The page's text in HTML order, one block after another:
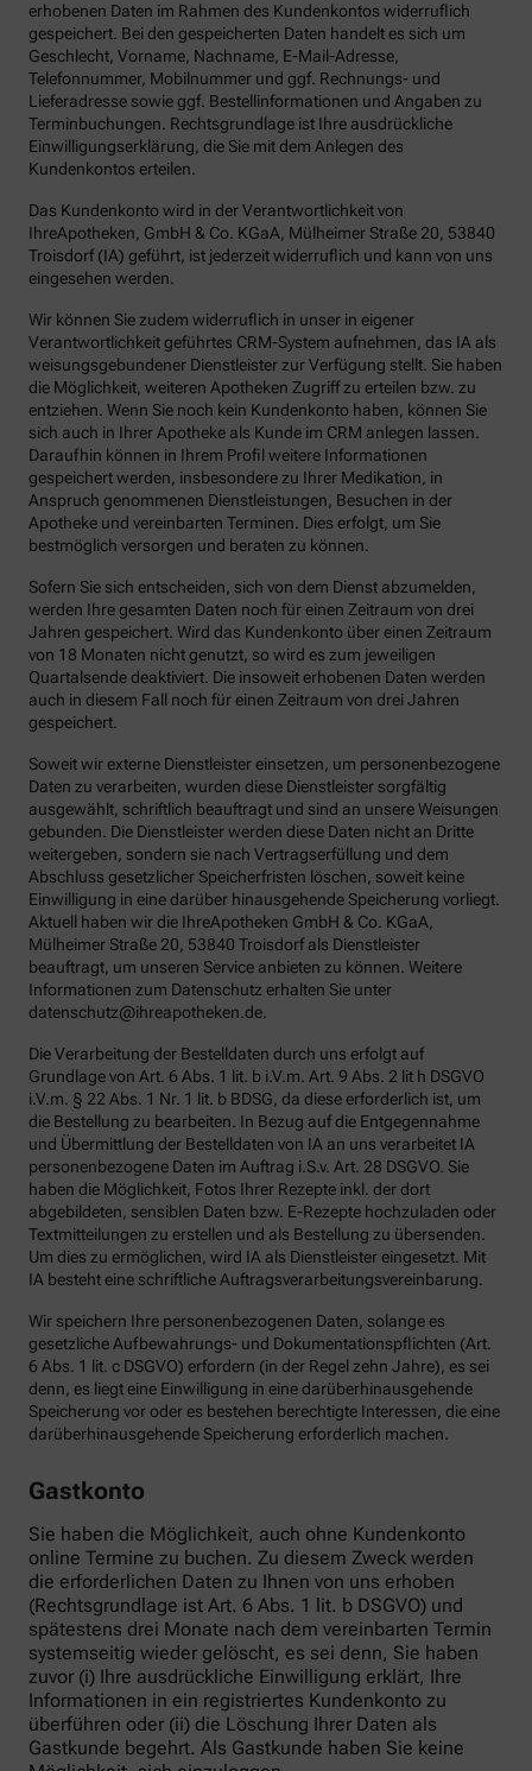
erhobenen Daten im Rahmen des Kundenkontos widerruflich
gespeichert. Bei den gespeicherten Daten handelt es sich um
Geschlecht, Vorname, Nachname, E-Mail-Adresse,
Telefonnummer, Mobilnummer und ggf. Rechnungs- und
Lieferadresse sowie ggf. Bestellinformationen und Angaben zu
Terminbuchungen. Rechtsgrundlage ist Ihre ausdrückliche
Einwilligungserklärung, die Sie mit dem Anlegen des
Kundenkontos erteilen.
Das Kundenkonto wird in der Verantwortlichkeit von
IhreApotheken, GmbH & Co. KGaA, Mülheimer Straße 20, 53840
Troisdorf (IA) geführt, ist jederzeit widerruflich und kann von uns
eingesehen werden.
Wir können Sie zudem widerruflich in unser in eigener
Verantwortlichkeit geführtes CRM-System aufnehmen, das IA als
weisungsgebundener Dienstleister zur Verfügung stellt. Sie haben
die Möglichkeit, weiteren Apotheken Zugriff zu erteilen bzw. zu
entziehen. Wenn Sie noch kein Kundenkonto haben, können Sie
sich auch in Ihrer Apotheke als Kunde im CRM anlegen lassen.
Daraufhin können in Ihrem Profil weitere Informationen
gespeichert werden, insbesondere zu Ihrer Medikation, in
Anspruch genommenen Dienstleistungen, Besuchen in der
Apotheke und vereinbarten Terminen. Dies erfolgt, um Sie
bestmöglich versorgen und beraten zu können.
Sofern Sie sich entscheiden, sich von dem Dienst abzumelden,
werden Ihre gesamten Daten noch für einen Zeitraum von drei
Jahren gespeichert. Wird das Kundenkonto über einen Zeitraum
von 18 Monaten nicht genutzt, so wird es zum jeweiligen
Quartalsende deaktiviert. Die insoweit erhobenen Daten werden
auch in diesem Fall noch für einen Zeitraum von drei Jahren
gespeichert.
Soweit wir externe Dienstleister einsetzen, um personenbezogene
Daten zu verarbeiten, wurden diese Dienstleister sorgfältig
ausgewählt, schriftlich beauftragt und sind an unsere Weisungen
gebunden. Die Dienstleister werden diese Daten nicht an Dritte
weitergeben, sondern sie nach Vertragserfüllung und dem
Abschluss gesetzlicher Speicherfristen löschen, soweit keine
Einwilligung in eine darüber hinausgehende Speicherung vorliegt.
Aktuell haben wir die IhreApotheken GmbH & Co. KGaA,
Mülheimer Straße 20, 53840 Troisdorf als Dienstleister
beauftragt, um unseren Service anbieten zu können. Weitere
Informationen zum Datenschutz erhalten Sie unter
datenschutz@ihreapotheken.de.
Die Verarbeitung der Bestelldaten durch uns erfolgt auf
Grundlage von Art. 6 Abs. 1 lit. b i.V.m. Art. 9 Abs. 2 lit h DSGVO
i.V.m. § 22 Abs. 1 Nr. 1 lit. b BDSG, da diese erforderlich ist, um
die Bestellung zu bearbeiten. In Bezug auf die Entgegennahme
und Übermittlung der Bestelldaten von IA an uns verarbeitet IA
personenbezogene Daten im Auftrag i.S.v. Art. 28 DSGVO. Sie
haben die Möglichkeit, Fotos Ihrer Rezepte inkl. der dort
abgebildeten, sensiblen Daten bzw. E-Rezepte hochzuladen oder
Textmitteilungen zu erstellen und als Bestellung zu übersenden.
Um dies zu ermöglichen, wird IA als Dienstleister eingesetzt. Mit
IA besteht eine schriftliche Auftragsverarbeitungsvereinbarung.
Wir speichern Ihre personenbezogenen Daten, solange es
gesetzliche Aufbewahrungs- und Dokumentationspflichten (Art.
6 Abs. 1 lit. c DSGVO) erfordern (in der Regel zehn Jahre), es sei
denn, es liegt eine Einwilligung in eine darüberhinausgehende
Speicherung vor oder es bestehen berechtigte Interessen, die eine
darüberhinausgehende Speicherung erforderlich machen.
Gastkonto
Sie haben die Möglichkeit, auch ohne Kundenkonto
online Termine zu buchen. Zu diesem Zweck werden
die erforderlichen Daten zu Ihnen von uns erhoben
(Rechtsgrundlage ist Art. 6 Abs. 1 lit. b DSGVO) und
spätestens drei Monate nach dem vereinbarten Termin
systemseitig wieder gelöscht, es sei denn, Sie haben
zuvor (i) Ihre ausdrückliche Einwilligung erklärt, Ihre
Informationen in ein registriertes Kundenkonto zu
überführen oder (ii) die Löschung Ihrer Daten als
Gastkunde begehrt. Als Gastkunde haben Sie keine